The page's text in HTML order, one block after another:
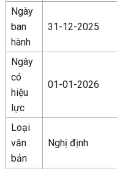
Ngày
ban
hành
31-12-2025
Ngày
có
hiệu
lực
01-01-2026
Loại
văn
bản
Nghị định